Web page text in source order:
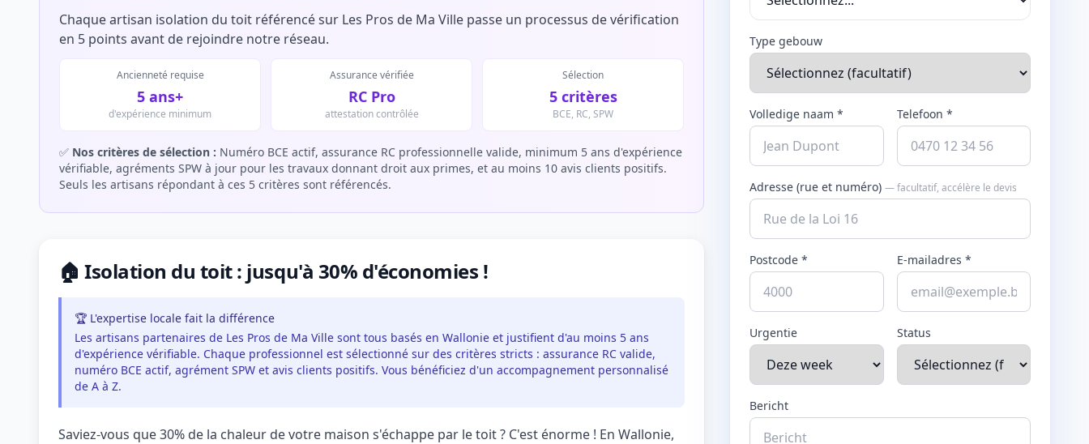
Chaque artisan isolation du toit référencé sur Les Pros de Ma Ville passe un processus de vérification
en 5 points avant de rejoindre notre réseau.
Ancienneté requise
5 ans+
d'expérience minimum
Assurance vérifiée
RC Pro
attestation contrôlée
Sélection
5 critères
BCE, RC, SPW
✅ Nos critères de sélection : Numéro BCE actif, assurance RC professionnelle valide, minimum 5 ans d'expérience
vérifiable, agréments SPW à jour pour les travaux donnant droit aux primes, et au moins 10 avis clients positifs.
Seuls les artisans répondant à ces 5 critères sont référencés.
🏠 Isolation du toit : jusqu'à 30% d'économies !
🏆 L'expertise locale fait la différence
Les artisans partenaires de Les Pros de Ma Ville sont tous basés en Wallonie et justifient d'au moins 5 ans
d'expérience vérifiable. Chaque professionnel est sélectionné sur des critères stricts : assurance RC valide,
numéro BCE actif, agrément SPW et avis clients positifs. Vous bénéficiez d'un accompagnement personnalisé
de A à Z.
Saviez-vous que 30% de la chaleur de votre maison s'échappe par le toit ? C'est énorme ! En Wallonie,
Type gebouw
Volledige naam * Telefoon *
Adresse (rue et numéro)— facultatif, accélère le devis
Postcode * E-mailadres *
Urgentie Status
Bericht